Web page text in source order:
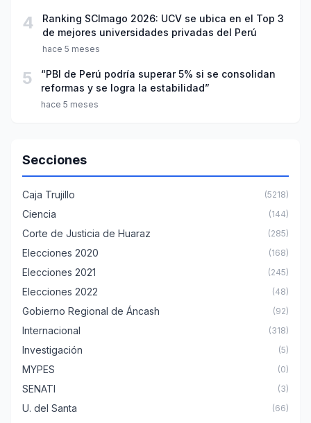
4
Ranking SCImago 2026: UCV se ubica en el Top 3
de mejores universidades privadas del Perú
hace 5 meses
5
“PBI de Perú podría superar 5% si se consolidan
reformas y se logra la estabilidad”
hace 5 meses
Secciones
Caja Trujillo (5218)
Ciencia (144)
Corte de Justicia de Huaraz (285)
Elecciones 2020 (168)
Elecciones 2021 (245)
Elecciones 2022 (48)
Gobierno Regional de Áncash (92)
Internacional (318)
Investigación (5)
MYPES (0)
SENATI (3)
U. del Santa (66)